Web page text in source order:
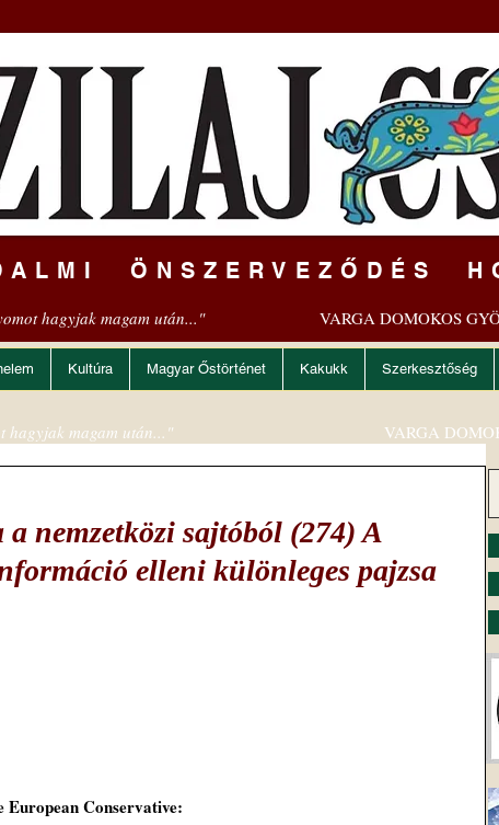
ÖNSZERVEZŐDÉS
hagyjak magam után..." VARGA DOMOKOS
Kultúra Magyar Őstörténet Kakukk Szerkesztőség
nemzetközi sajtóból (274) A
elleni különleges pajzsa
European Conservative:
hagyjak magam után..." VARGA